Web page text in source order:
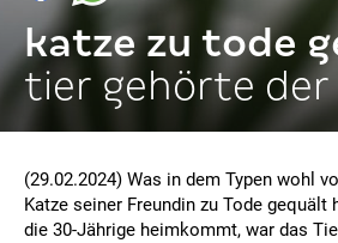
katze zu tode
tier gehörte
(29.02.2024) Was in dem Typen wohl
Katze seiner Freundin zu Tode gequält
die 30-Jährige heimkommt, war das